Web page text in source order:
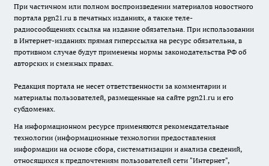
При частичном или полном воспроизведении материалов новостного
портала pgn21.ru в печатных изданиях, а также теле-
радиосообщениях ссылка на издание обязательна. При использовании
в Интернет-изданиях прямая гиперссылка на ресурс обязательна, в
противном случае будут применены нормы законодательства РФ об
авторских и смежных правах.
Редакция портала не несет ответственности за комментарии и
материалы пользователей, размещенные на сайте pgn21.ru и его
субдоменах.
На информационном ресурсе применяются рекомендательные
технологии (информационные технологии предоставления
информации на основе сбора, систематизации и анализа сведений,
относящихся к предпочтениям пользователей сети "Интернет",